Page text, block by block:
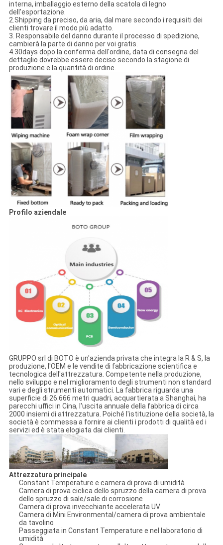
interna, imballaggio esterno della scatola di legno
dell'esportazione.
2.Shipping da preciso, da aria, dal mare secondo i requisiti dei
clienti trovare il modo più adatto.
3. Responsabile del danno durante il processo di spedizione,
cambierà la parte di danno per voi gratis.
4.30days dopo la conferma dell'ordine, data di consegna del
dettaglio dovrebbe essere deciso secondo la stagione di
produzione e la quantità di ordine.
Profilo aziendale
GRUPPO srl di BOTO è un'azienda privata che integra la R & S, la
produzione, l'OEM e le vendite di fabbricazione scientifica e
tecnologica dell'attrezzatura. Competente nella produzione,
nello sviluppo e nel miglioramento degli strumenti non standard
vari e degli strumenti automatici. La fabbrica riguarda una
superficie di 26.666 metri quadri, acquartierata a Shanghai, ha
parecchi uffici in Cina, l'uscita annuale della fabbrica di circa
2000 insiemi di attrezzatura. Poiché l'istituzione della società, la
società è commessa a fornire ai clienti i prodotti di qualità ed i
servizi ed è stata elogiata dai clienti.
Attrezzatura principale
Constant Temperature e camera di prova di umidità
Camera di prova ciclica dello spruzzo della camera di prova
dello spruzzo di sale/sale di corrosione
Camera di prova invecchiante accelerata UV
Camera di Mini Environmental/camera di prova ambientale
da tavolino
Passeggiata in Constant Temperature e nel laboratorio di
umidità